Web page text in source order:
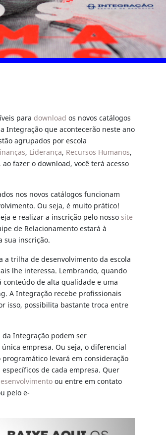
para download os novos catálogos
Integração que acontecerão neste ano
agrupados por escola
, Liderança, Recursos Humanos,
ao fazer o download, você terá acesso
nos novos catálogos funcionam
Ou seja, é muito prático!
e realizar a inscrição pelo nosso site
de Relacionamento estará à
sua inscrição.
trilha de desenvolvimento da escola
lhe interessa. Lembrando, quando
de alta qualidade e uma
A Integração recebe profissionais
isso, possibilita bastante troca entre
Integração podem ser
empresa. Ou seja, o diferencial
levará em consideração
de cada empresa. Quer
oou entre em contato
pelo e-